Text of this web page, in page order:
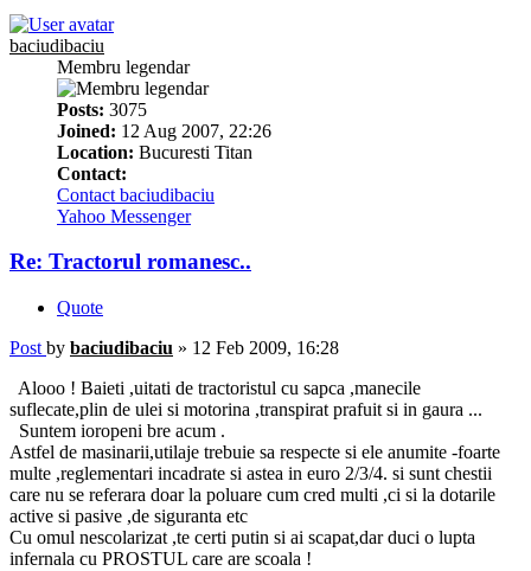
baciudibaciu
Membru legendar
Posts: 3075
Joined: 12 Aug 2007, 22:26
Location: Bucuresti Titan
Contact:
Contact baciudibaciu
Yahoo Messenger
Re: Tractorul romanesc..
Quote
Post by baciudibaciu » 12 Feb 2009, 16:28
Alooo ! Baieti ,uitati de tractoristul cu sapca ,manecile
suflecate,plin de ulei si motorina ,transpirat prafuit si in gaura ...
Suntem ioropeni bre acum .
Astfel de masinarii,utilaje trebuie sa respecte si ele anumite -foarte
multe ,reglementari incadrate si astea in euro 2/3/4. si sunt chestii
care nu se referara doar la poluare cum cred multi ,ci si la dotarile
active si pasive ,de siguranta etc
Cu omul nescolarizat ,te certi putin si ai scapat,dar duci o lupta
infernala cu PROSTUL care are scoala !